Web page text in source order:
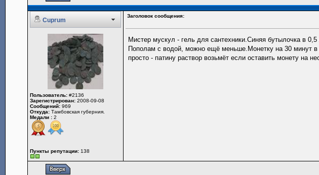
Cuprum
Заголовок сообщения:
Пользователь:#2136
Зарегистрирован:2008-09-08
Сообщений:969
Откуда:Тамбовская губерния.
Медали :2
Пункты репутации:138
Мистер мускул - гель для сантехники.Синяя бутылочка в 0,5
Пополам с водой, можно ещё меньше.Монетку на 30 минут в
просто - патину раствор возьмёт если оставить монету на